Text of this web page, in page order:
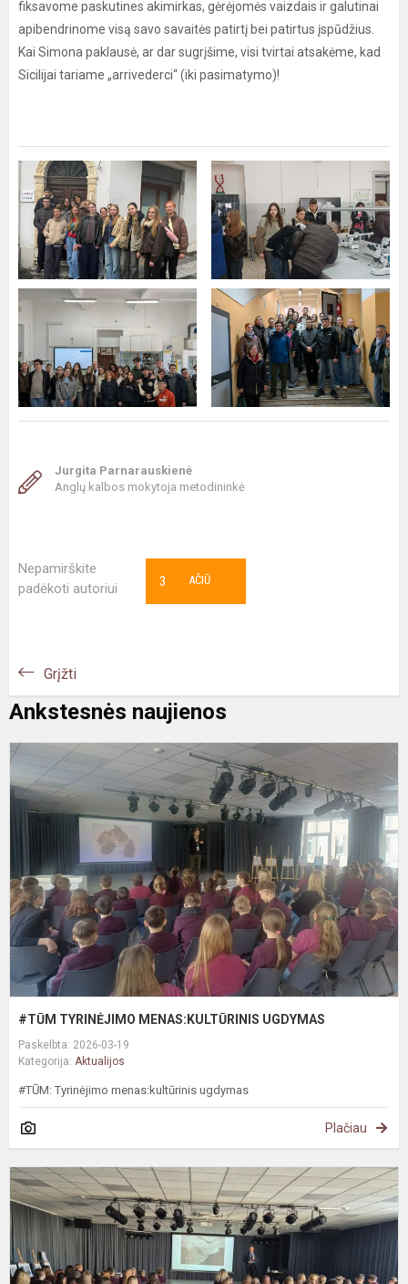
fiksavome paskutines akimirkas, gėrėjomės vaizdais ir galutinai
apibendrinome visą savo savaitės patirtį bei patirtus įspūdžius.
Kai Simona paklausė, ar dar sugrįšime, visi tvirtai atsakėme, kad
Sicilijai tariame „arrivederci“ (iki pasimatymo)!
Jurgita Parnarauskienė
Anglų kalbos mokytoja metodininkė
Nepamirškite
padėkoti autoriui
AČIŪ
3
Grįžti
Ankstesnės naujienos
#TŪM TYRINĖJIMO MENAS:KULTŪRINIS UGDYMAS
Paskelbta: 2026-03-19
Kategorija: Aktualijos
#TŪM: Tyrinėjimo menas:kultūrinis ugdymas
Plačiau